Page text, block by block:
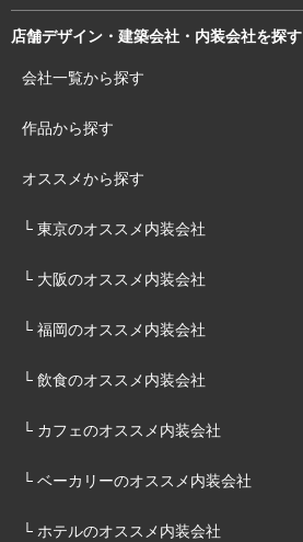
店舗デザイン・建築会社・内装会社を探す
会社一覧から探す
作品から探す
オススメから探す
└ 東京のオススメ内装会社
└ 大阪のオススメ内装会社
└ 福岡のオススメ内装会社
└ 飲食のオススメ内装会社
└ カフェのオススメ内装会社
└ ベーカリーのオススメ内装会社
└ ホテルのオススメ内装会社